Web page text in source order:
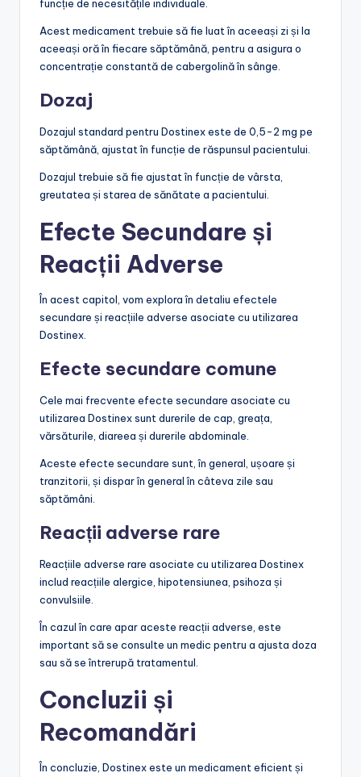
funcție de necesitățile individuale.
Acest medicament trebuie să fie luat în aceeași zi și la
aceeași oră în fiecare săptămână, pentru a asigura o
concentrație constantă de cabergolină în sânge.
Dozaj
Dozajul standard pentru Dostinex este de 0,5-2 mg pe
săptămână, ajustat în funcție de răspunsul pacientului.
Dozajul trebuie să fie ajustat în funcție de vârsta,
greutatea și starea de sănătate a pacientului.
Efecte Secundare și
Reacții Adverse
În acest capitol, vom explora în detaliu efectele
secundare și reacțiile adverse asociate cu utilizarea
Dostinex.
Efecte secundare comune
Cele mai frecvente efecte secundare asociate cu
utilizarea Dostinex sunt durerile de cap, greața,
vărsăturile, diareea și durerile abdominale.
Aceste efecte secundare sunt, în general, ușoare și
tranzitorii, și dispar în general în câteva zile sau
săptămâni.
Reacții adverse rare
Reacțiile adverse rare asociate cu utilizarea Dostinex
includ reacțiile alergice, hipotensiunea, psihoza și
convulsiile.
În cazul în care apar aceste reacții adverse, este
important să se consulte un medic pentru a ajusta doza
sau să se întrerupă tratamentul.
Concluzii și
Recomandări
În concluzie, Dostinex este un medicament eficient și